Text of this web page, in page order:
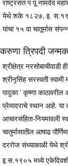
राष्ट्रसंत प पू नामदेव
येथे शके १८२७, इ.
यांचा १५ वा चातूर्मास
करुणा त्रिपदी
श्रीक्षेत्र नरसोबाचीवाडी
श्रीनृसिंह सरस्वती स्वामी
पादुका ' कृष्णा
प्रेमादराचे स्थान आहे. या
आचारसंहिता-नियमावली
चातुर्मासातील आषाढ
दररोज संध्याकाळी येथे
इ.स.१९०५ मध्ये एकेदिवशी